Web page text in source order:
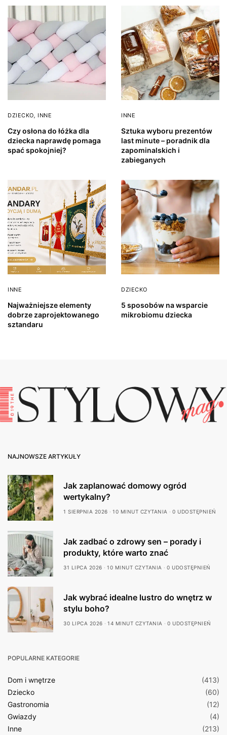
DZIECKO, INNE
Czy osłona do łóżka dla
dziecka naprawdę pomaga
spać spokojniej?
INNE
Sztuka wyboru prezentów
last minute – poradnik dla
zapominalskich i
zabieganych
INNE
Najważniejsze elementy
dobrze zaprojektowanego
sztandaru
DZIECKO
5 sposobów na wsparcie
mikrobiomu dziecka
NAJNOWSZE ARTYKUŁY
Jak zaplanować domowy ogród
wertykalny?
1 SIERPNIA 2026 10 MINUT CZYTANIA 0 UDOSTĘPNIEŃ
Jak zadbać o zdrowy sen – porady i
produkty, które warto znać
31 LIPCA 2026 10 MINUT CZYTANIA 0 UDOSTĘPNIEŃ
Jak wybrać idealne lustro do wnętrz w
stylu boho?
30 LIPCA 2026 14 MINUT CZYTANIA 0 UDOSTĘPNIEŃ
POPULARNE KATEGORIE
Dom i wnętrze
(413)
Dziecko
(60)
Gastronomia
(12)
Gwiazdy
(4)
Inne
(213)